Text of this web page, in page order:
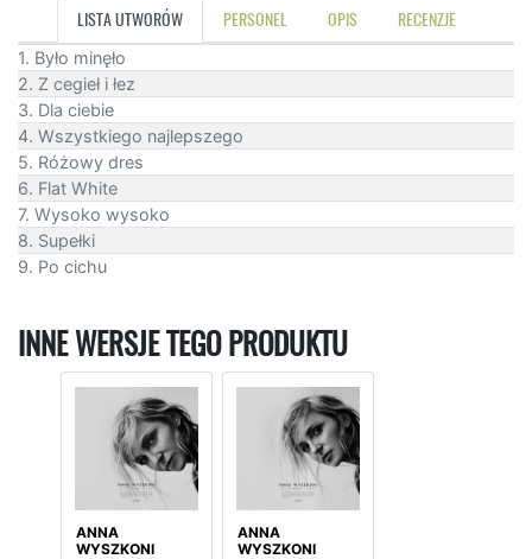
LISTA UTWORÓW PERSONEL OPIS RECENZJE
1. Było minęło
2. Z cegieł i łez
3. Dla ciebie
4. Wszystkiego najlepszego
5. Różowy dres
6. Flat White
7. Wysoko wysoko
8. Supełki
9. Po cichu
INNE WERSJE TEGO PRODUKTU
ANNA
WYSZKONI
ANNA
WYSZKONI